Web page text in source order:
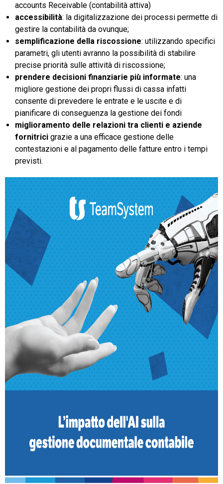
accounts Receivable (contabilità attiva)
accessibilità: la digitalizzazione dei processi permette di
gestire la contabilità da ovunque;
semplificazione della riscossione: utilizzando specifici
parametri, gli utenti avranno la possibilità di stabilire
precise priorità sulle attività di riscossione;
prendere decisioni finanziarie più informate: una
migliore gestione dei propri flussi di cassa infatti
consente di prevedere le entrate e le uscite e di
pianificare di conseguenza la gestione dei fondi
miglioramento delle relazioni tra clienti e aziende
fornitrici grazie a una efficace gestione delle
contestazioni e al pagamento delle fatture entro i tempi
previsti.